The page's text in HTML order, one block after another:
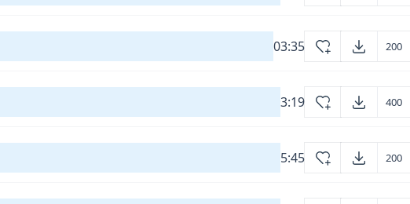
03:35
200
3:19
400
5:45
200